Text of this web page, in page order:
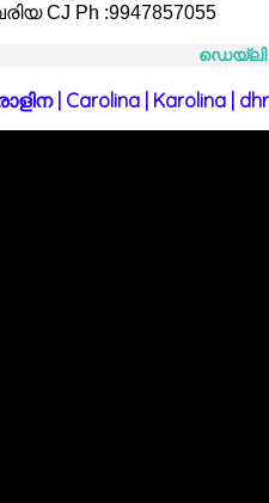
CJ Ph :9947857055
ഡെയ്‌ലി മലയാളി
Carolina | Karolina |